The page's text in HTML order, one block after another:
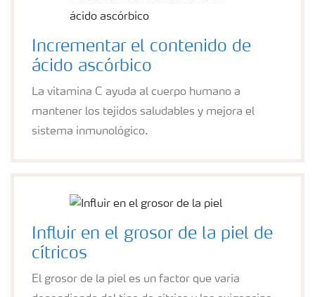
Incrementar el contenido de
ácido ascórbico
La vitamina C ayuda al cuerpo humano a
mantener los tejidos saludables y mejora el
sistema inmunológico.
Influir en el grosor de la piel de
cítricos
El grosor de la piel es un factor que varía